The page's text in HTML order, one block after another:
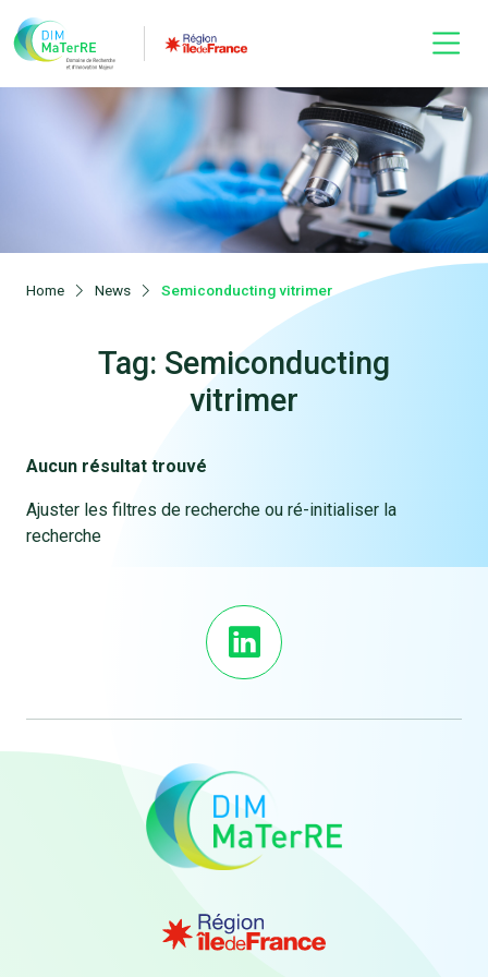
Home News Semiconducting vitrimer
Tag: Semiconducting
vitrimer
Aucun résultat trouvé
Ajuster les filtres de recherche ou ré-initialiser la
recherche